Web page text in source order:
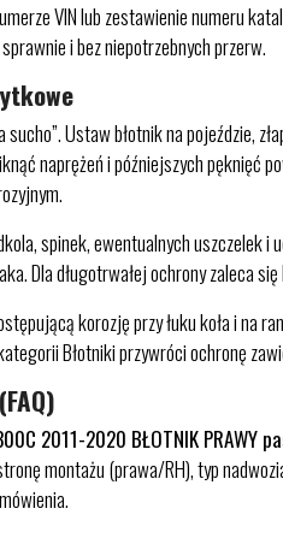
VIN lub zestawienie numeru
i bez niepotrzebnych przerw.
Ustaw błotnik na pojeździe,
naprężeń i późniejszych pęknięć
spinek, ewentualnych
Dla długotrwałej ochrony zaleca
korozję przy łuku koła i
Błotniki przywróci ochronę
2011-2020 BŁOTNIK PRAWY
montażu (prawa/RH), typ